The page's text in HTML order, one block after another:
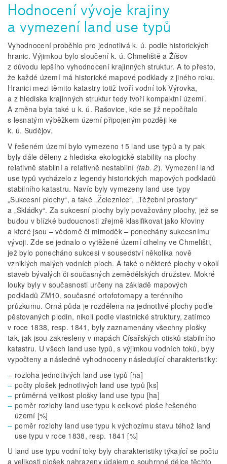
Hodnocení vývoje krajiny
a vymezení land use typů
Vyhodnocení proběhlo pro jednotlivá k. ú. podle historických
hranic. Výjimkou bylo sloučení k. ú. Chmeliště a Žíšov
z důvodu lepšího vyhodnocení krajinných struktur. A to přesto,
že každé území má historické mapové podklady z jiného roku.
Hranici mezi těmito katastry totiž tvoří vodní tok Výrovka,
a z hlediska krajinných struktur tedy tvoří kompaktní území.
A změna byla také u k. ú. Rašovice, kde se již nepočítalo
s lesnatým výběžkem území připojeným později ke
k. ú. Sudějov.
V řešeném území bylo vymezeno 15 land use typů a ty pak
byly dále děleny z hlediska ekologické stability na plochy
relativně stabilní a relativně nestabilní (tab. 2). Vymezení land
use typů vycházelo z legendy historických mapových podkladů
stabilního katastru. Navíc byly vymezeny land use typy
„Sukcesní plochy“, a také „Železnice“, „Těžební prostory“
a „Skládky“. Za sukcesní plochy byly považovány plochy, jež se
budou v blízké budoucnosti zřejmě klasifikovat jako křoviny
a které jsou – vědomě či mimoděk – ponechány sukcesnímu
vývoji. Zde se jednalo o vytěžené území cihelny ve Chmelišti,
jež bylo ponecháno sukcesi v sousedství několika nově
vzniklých malých vodních ploch. A také o některé plochy v okolí
staveb bývalých či současných zemědělských družstev. Mokré
louky byly v současnosti určeny na základě mapových
podkladů ZM10, současné ortofotomapy a terénního
průzkumu. Orná půda je rozdělena na jednotlivé plochy podle
pěstovaných plodin, nikoli podle vlastnické struktury, zatímco
v roce 1838, resp. 1841, byly zaznamenány všechny plošky
tak, jak jsou zakresleny v mapách Císařských otisků stabilního
katastru. U všech land use typů, s výjimkou vodních toků, byly
vypočteny a následně vyhodnoceny následující charakteristiky:
rozloha jednotlivých land use typů [ha]
počty plošek jednotlivých land use typů [ks]
průměrná velikost plošky land use typu [ha]
poměr rozlohy land use typu k celkové ploše řešeného
území [%]
poměr rozlohy land use typu k výchozímu stavu téhož land
use typu v roce 1838, resp. 1841 [%]
U land use typu vodní toky byly charakteristiky týkající se počtu
a velikosti plošek nahrazeny údajem o souhrnné délce těchto